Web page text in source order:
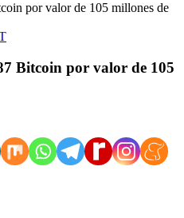
Bitcoin por valor de 105